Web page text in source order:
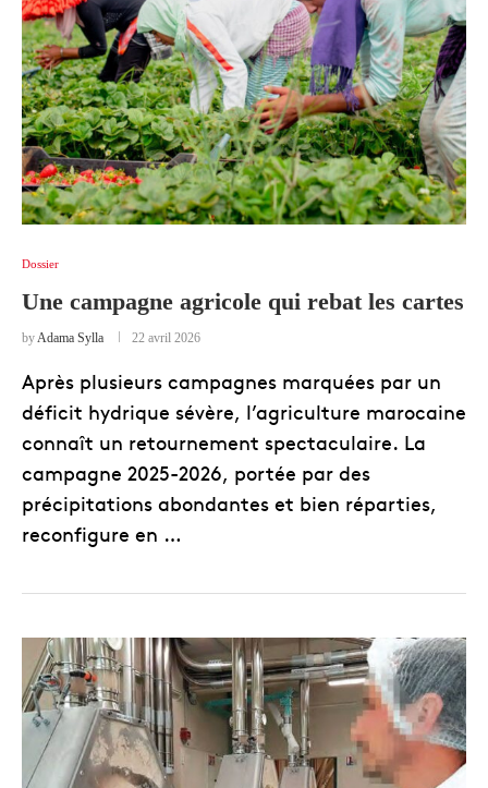
Dossier
Une campagne agricole qui rebat les cartes
byAdama Sylla 22 avril 2026
Après plusieurs campagnes marquées par un
déficit hydrique sévère, l’agriculture marocaine
connaît un retournement spectaculaire. La
campagne 2025-2026, portée par des
précipitations abondantes et bien réparties,
reconfigure en …